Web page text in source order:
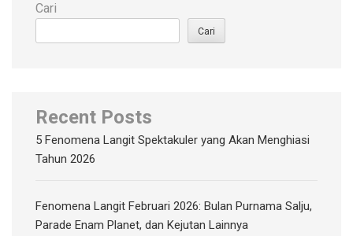
Cari
Cari
Recent Posts
5 Fenomena Langit Spektakuler yang Akan Menghiasi
Tahun 2026
Fenomena Langit Februari 2026: Bulan Purnama Salju,
Parade Enam Planet, dan Kejutan Lainnya